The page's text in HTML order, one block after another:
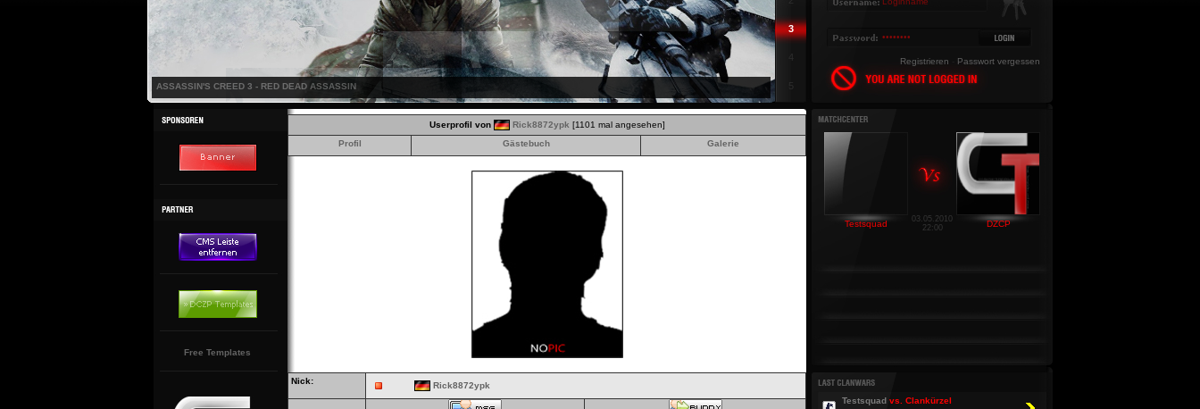
ASSASSIN'S CREED 3 - RED DEAD ASSASSIN
3
4 Registrieren Passwort vergessen
Free Templates
Userprofil von Rick8872ypk [1101 mal angesehen]
Profil
Gästebuch Galerie
Nick: Rick8872ypk
Testsquad
03.05.2010
22:00
DZCP
Testsquad vs. Clankürzel